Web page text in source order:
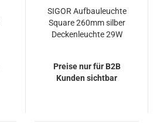
SIGOR Aufbauleuchte
Square 260mm silber
Deckenleuchte 29W
Preise nur für B2B
Kunden sichtbar